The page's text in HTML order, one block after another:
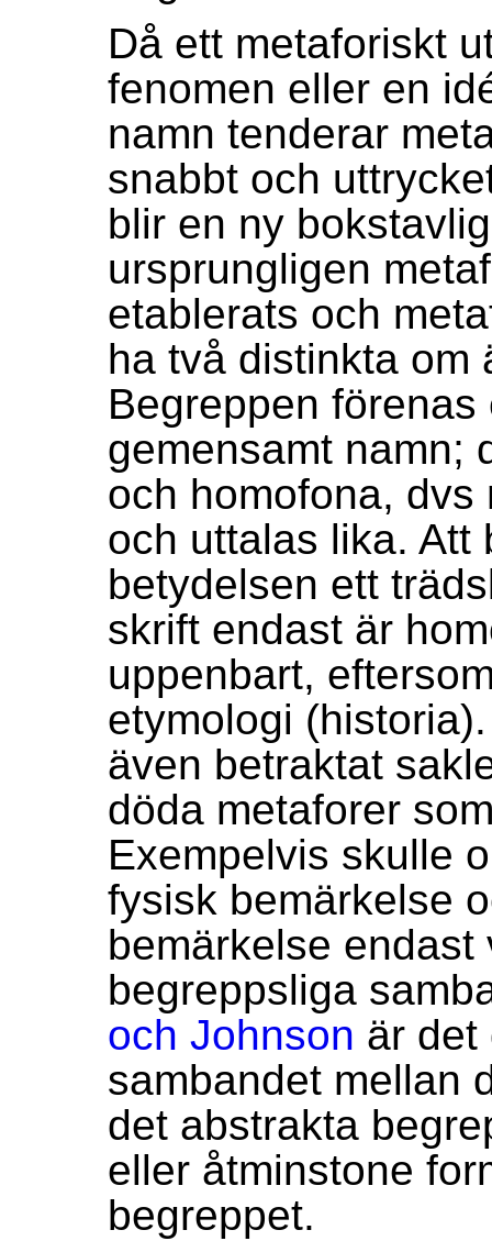
Då ett metaforiskt
fenomen eller en
namn tenderar
snabbt och
blir en ny
ursprungligen
etablerats och
ha två distinkta om
Begreppen
gemensamt namn;
och homofona,
och uttalas lika.
betydelsen ett
skrift endast är
uppenbart,
etymologi
även betraktat
döda metaforer
Exempelvis skulle
fysisk bemärkelse
bemärkelse
begreppsliga
och Johnson är det
sambandet mellan
det abstrakta
eller åtminstone
begreppet.